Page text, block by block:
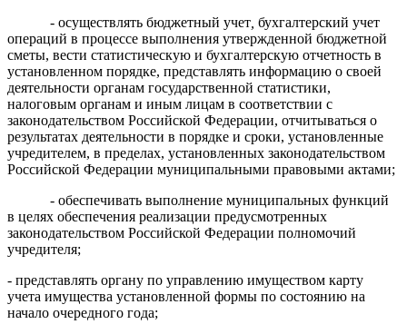
- осуществлять бюджетный учет бухгалтерский учет
операций в процессе выполнения утвержденной бюджетной
сметы, вести статистическую и бухгалтерскую отчетность в
установленном порядке, представлять информацию о своей
деятельности органам государственной статистики,
налоговым органам и иным лицам в соответствии с
законодательством Российской Федерации, отчитываться о
результатах деятельности в порядке и сроки, установленные
учредителем, в пределах, установленных законодательством
Российской Федерации муниципальными правовыми актами;
- обеспечивать выполнение муниципальных функций
в целях обеспечения реализации предусмотренных
законодательством Российской Федерации полномочий
учредителя;
- представлять органу по управлению имуществом карту
учета имущества установленной формы по состоянию на
начало очередного года;